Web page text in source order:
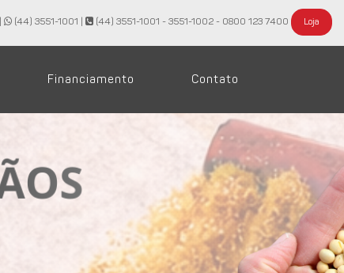
(44) 3551-1001 (44) 3551-1001 - 3551-1002 - 0800 123 7400 Loja
Financiamento Contato